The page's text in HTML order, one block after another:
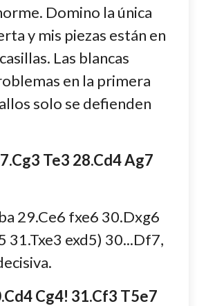
Domino la única
y mis piezas están en
Las blancas
en la primera
solo se defienden
Te3 28.Cd4 Ag7
29.Ce6 fxe6 30.Dxg6
31.Txe3 exd5) 30...Df7,
Cg4! 31.Cf3 T5e7